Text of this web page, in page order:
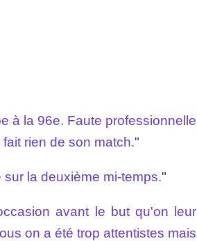
à la 96e. Faute professionnelle
rien de son match."
la deuxième mi-temps."
avant le but qu'on leur
on a été trop attentistes mais